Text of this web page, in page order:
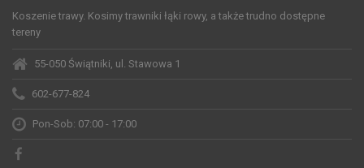
Koszenie trawy. Kosimy trawniki łąki rowy, a także trudno dostępne
tereny
55-050 Świątniki, ul. Stawowa 1
602-677-824
Pon-Sob: 07:00 - 17:00